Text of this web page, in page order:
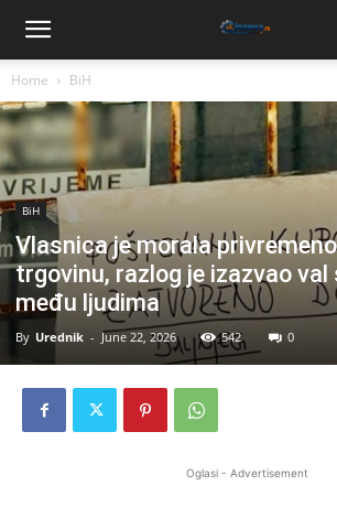
Home BiH
BiH
Vlasnica je morala
trgovinu, razlog je izazvao
među ljudima
By Urednik - June 22, 2026 542 0
Oglasi - Advertisement